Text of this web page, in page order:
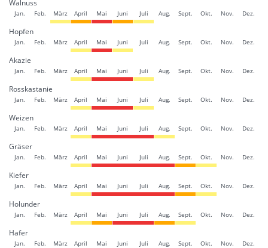
Walnuss
Jan. Feb. März April Mai Juni Juli Aug. Sept. Okt. Nov. Dez.
Hopfen
Jan. Feb. März April Mai Juni Juli Aug. Sept. Okt. Nov. Dez.
Akazie
Jan. Feb. März April Mai Juni Juli Aug. Sept. Okt. Nov. Dez.
Rosskastanie
Jan. Feb. März April Mai Juni Juli Aug. Sept. Okt. Nov. Dez.
Weizen
Jan. Feb. März April Mai Juni Juli Aug. Sept. Okt. Nov. Dez.
Gräser
Jan. Feb. März April Mai Juni Juli Aug. Sept. Okt. Nov. Dez.
Kiefer
Jan. Feb. März April Mai Juni Juli Aug. Sept. Okt. Nov. Dez.
Holunder
Jan. Feb. März April Mai Juni Juli Aug. Sept. Okt. Nov. Dez.
Hafer
Jan. Feb. März April Mai Juni Juli Aug. Sept. Okt. Nov. Dez.